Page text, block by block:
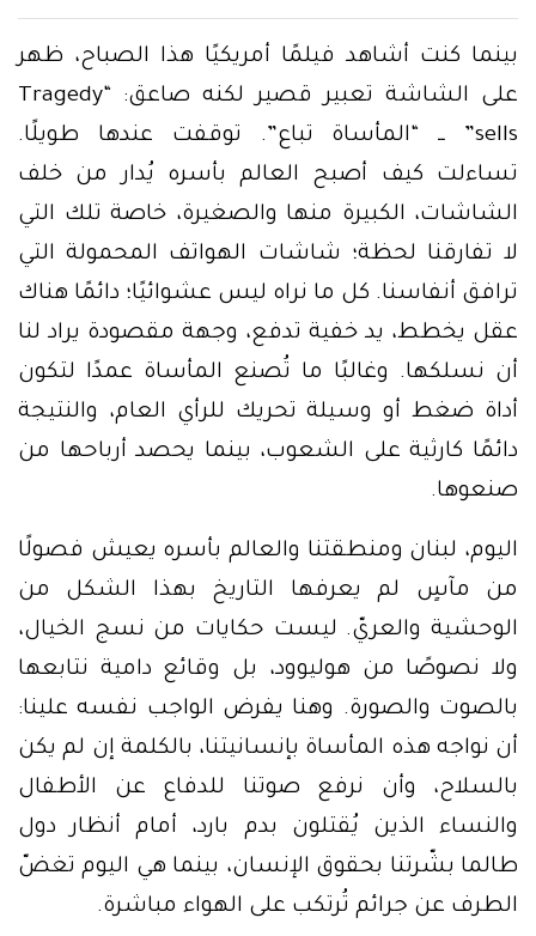
بينما كنت أشاهد فيلمًا أمريكيًا هذا الصباح، ظهر
على الشاشة تعبير قصير لكنه صاعق: “Tragedy
sells” ــ “المأساة تباع”. توقفت عندها طويلًا.
تساءلت كيف أصبح العالم بأسره يُدار من خلف
الشاشات، الكبيرة منها والصغيرة، خاصة تلك التي
لا تفارقنا لحظة؛ شاشات الهواتف المحمولة التي
ترافق أنفاسنا. كل ما نراه ليس عشوائيًا؛ دائمًا هناك
عقل يخطط، يد خفية تدفع، وجهة مقصودة يراد لنا
أن نسلكها. وغالبًا ما تُصنع المأساة عمدًا لتكون
أداة ضغط أو وسيلة تحريك للرأي العام، والنتيجة
دائمًا كارثية على الشعوب، بينما يحصد أرباحها من
صنعوها.
اليوم، لبنان ومنطقتنا والعالم بأسره يعيش فصولًا
من مآسٍ لم يعرفها التاريخ بهذا الشكل من
الوحشية والعريّ. ليست حكايات من نسج الخيال،
ولا نصوصًا من هوليوود، بل وقائع دامية نتابعها
بالصوت والصورة. وهنا يفرض الواجب نفسه علينا:
أن نواجه هذه المأساة بإنسانيتنا، بالكلمة إن لم يكن
بالسلاح، وأن نرفع صوتنا للدفاع عن الأطفال
والنساء الذين يُقتلون بدم بارد، أمام أنظار دول
طالما بشّرتنا بحقوق الإنسان، بينما هي اليوم تغضّ
الطرف عن جرائم تُرتكب على الهواء مباشرة.